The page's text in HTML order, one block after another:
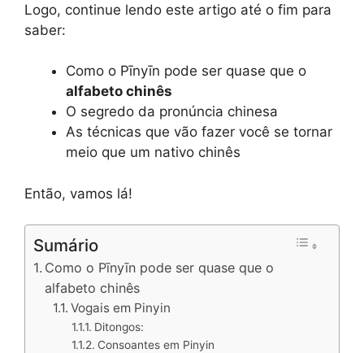
Logo, continue lendo este artigo até o fim para
saber:
Como o Pīnyīn pode ser quase que o
alfabeto chinês
O segredo da pronúncia chinesa
As técnicas que vão fazer você se tornar
meio que um nativo chinês
Então, vamos lá!
Sumário
Como o Pīnyīn pode ser quase que o
alfabeto chinês
Vogais em Pinyin
Ditongos:
Consoantes em Pinyin